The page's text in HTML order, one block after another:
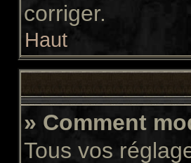
corriger.
Haut
» Comment
Tous vos